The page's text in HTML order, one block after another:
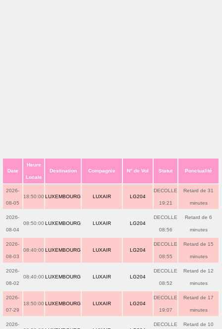
Date
Heure
Locale
Destination Compagnie N° de Vol Statut Ponctualité
2026-
08-05
18:50:00 LUXEMBOURG LUXAIR LG204
DECOLLE
19:21
Retard de 31
minutes
2026-
08-04
08:50:00 LUXEMBOURG LUXAIR LG204
DECOLLE
08:56
Retard de 6
minutes
2026-
08-03
08:40:00 LUXEMBOURG LUXAIR LG204
DECOLLE
08:55
Retard de 15
minutes
2026-
08-02
08:40:00 LUXEMBOURG LUXAIR LG204
DECOLLE
08:52
Retard de 12
minutes
2026-
07-29
18:50:00 LUXEMBOURG LUXAIR LG204
DECOLLE
19:07
Retard de 17
minutes
2026- DECOLLE Retard de 10